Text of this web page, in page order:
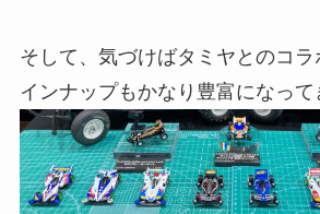
そして、気づけばタミヤとのコラ
インナップもかなり豊富になって